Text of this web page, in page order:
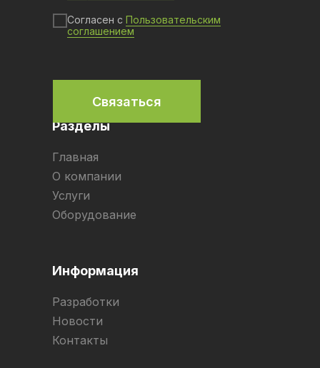
Разделы
Информация
Главная
О компании
Услуги
Оборудование
Разработки
Новости
Контакты
Согласен с Пользовательским
соглашением
Связаться